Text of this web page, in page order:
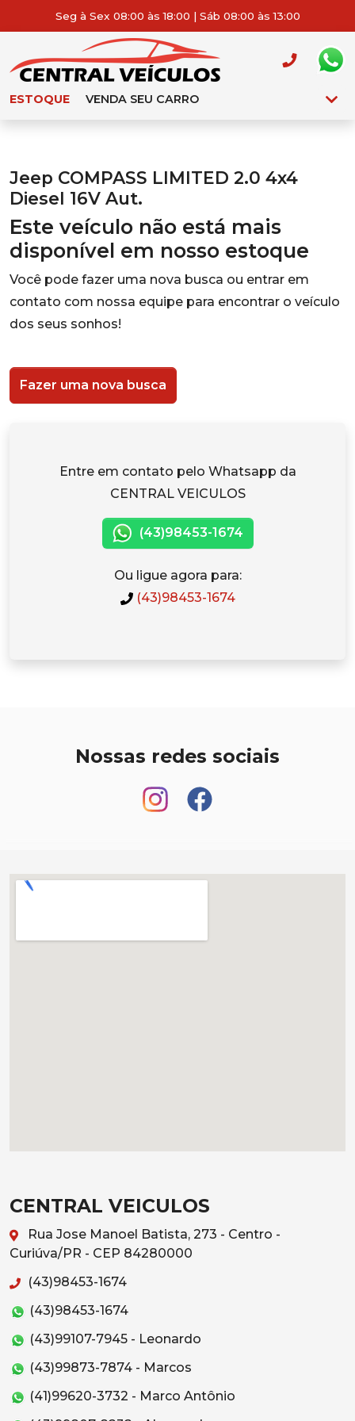
Seg à Sex 08:00 às 18:00 | Sáb 08:00 às 13:00
ESTOQUE VENDA SEU CARRO
Jeep COMPASS LIMITED 2.0 4x4
Diesel 16V Aut.
Este veículo não está mais
disponível em nosso estoque
Você pode fazer uma nova busca ou entrar em
contato com nossa equipe para encontrar o veículo
dos seus sonhos!
Fazer uma nova busca
Entre em contato pelo Whatsapp da
CENTRAL VEICULOS
(43)98453-1674
Ou ligue agora para:
(43)98453-1674
Nossas redes sociais
CENTRAL VEICULOS
Rua Jose Manoel Batista, 273 - Centro -
Curiúva/PR - CEP 84280000
(43)98453-1674
(43)98453-1674
(43)99107-7945 - Leonardo
(43)99873-7874 - Marcos
(41)99620-3732 - Marco Antônio